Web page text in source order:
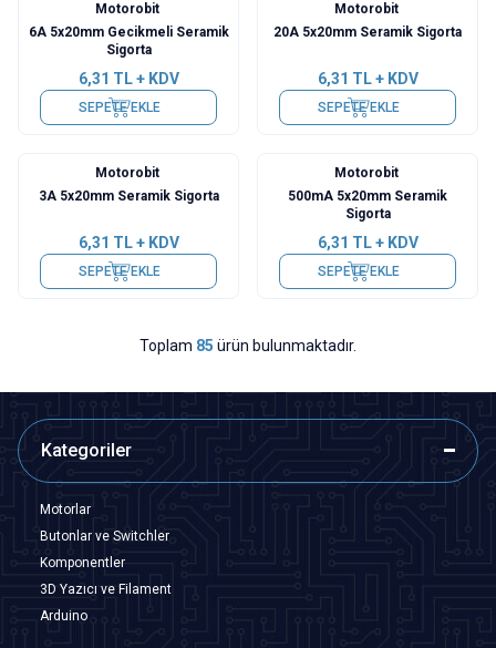
Motorobit
6A 5x20mm Gecikmeli Seramik
Sigorta
6,31 TL + KDV
SEPETE EKLE
Motorobit
20A 5x20mm Seramik Sigorta
6,31 TL + KDV
SEPETE EKLE
Motorobit
3A 5x20mm Seramik Sigorta
6,31 TL + KDV
SEPETE EKLE
Motorobit
500mA 5x20mm Seramik
Sigorta
6,31 TL + KDV
SEPETE EKLE
Toplam 85 ürün bulunmaktadır.
Kategoriler
Motorlar
Butonlar ve Switchler
Komponentler
3D Yazıcı ve Filament
Arduino